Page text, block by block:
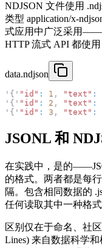
NDJSON 文件使用
类型 application/x-
式应用中广泛采用
HTTP 流式 API 都使用
data.ndjson
' { ' "id" : 1 , "text" :
' { ' "id" : 2 , "text" :
' { ' "id" : 3 , "text" :
JSONL 和
在实践中，是的
的格式。两者都是每
隔。包含相同数据的
任何读取其中一种格
区别仅在于命名、社
Lines) 来自数据科学